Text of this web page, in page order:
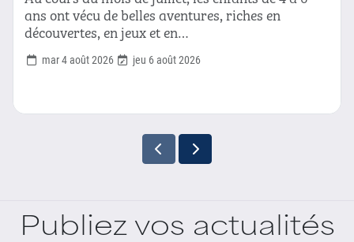
ans ont vécu de belles aventures, riches en
découvertes, en jeux et en…
mar 4 août 2026 jeu 6 août 2026
Publiez vos actualités